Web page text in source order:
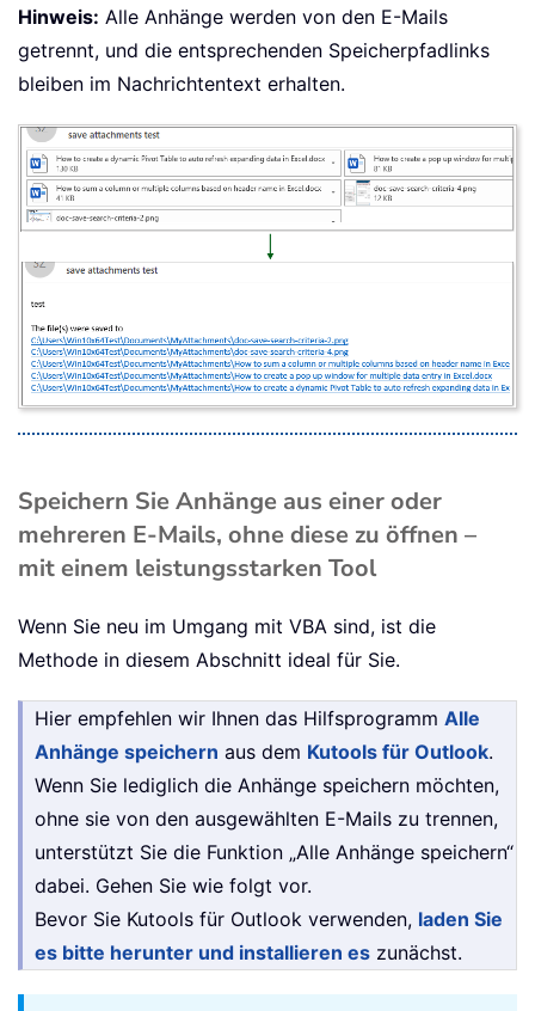
Hinweis: Alle Anhänge werden von den E-Mails
getrennt, und die entsprechenden Speicherpfadlinks
bleiben im Nachrichtentext erhalten.
Speichern Sie Anhänge aus einer oder
mehreren E-Mails, ohne diese zu öffnen –
mit einem leistungsstarken Tool
Wenn Sie neu im Umgang mit VBA sind, ist die
Methode in diesem Abschnitt ideal für Sie.
Hier empfehlen wir Ihnen das Hilfsprogramm Alle
Anhänge speichern aus dem Kutools für Outlook.
Wenn Sie lediglich die Anhänge speichern möchten,
ohne sie von den ausgewählten E-Mails zu trennen,
unterstützt Sie die Funktion „Alle Anhänge speichern“
dabei. Gehen Sie wie folgt vor.
Bevor Sie Kutools für Outlook verwenden, laden Sie
es bitte herunter und installieren es zunächst.